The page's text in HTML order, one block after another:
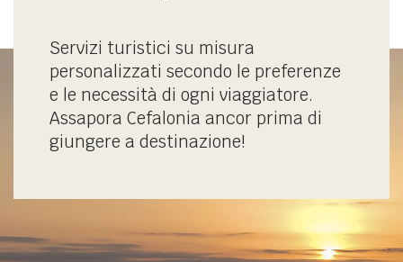
Servizi turistici su misura
personalizzati secondo le preferenze
e le necessità di ogni viaggiatore.
Assapora Cefalonia ancor prima di
giungere a destinazione!